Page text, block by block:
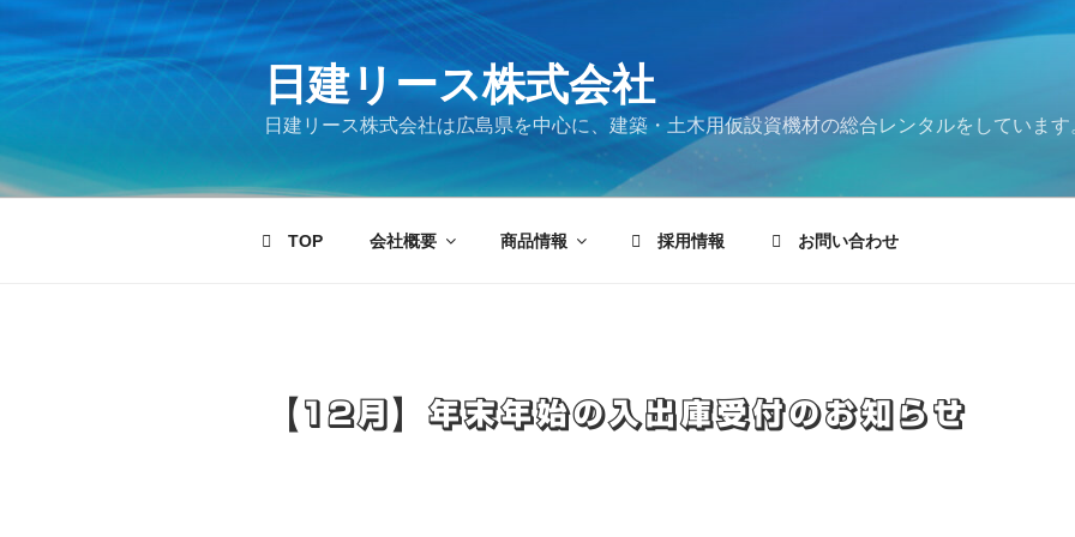
コ
ン
テ
へ
ス
日建リース株式会社
日建リース株式会社は広島県を中心に、建築・土木用仮設資機材の総合レンタルをしています
TOP 会社概要 商品情報 採用情報 お問い合わせ
【12月】年末年始の入出庫受付のお知らせ